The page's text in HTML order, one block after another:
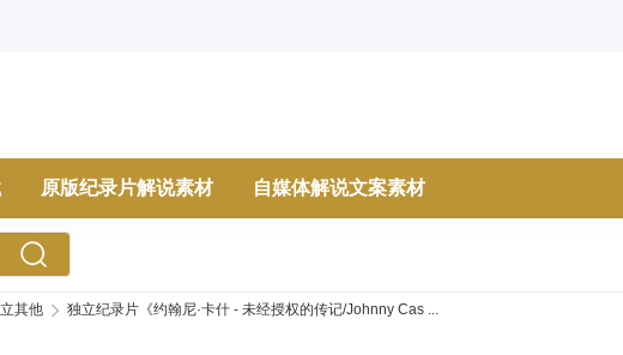
原版纪录片解说素材 自媒体解说文案素材
其他 独立纪录片《约翰尼·卡什 - 未经授权的传记/Johnny Cas ...